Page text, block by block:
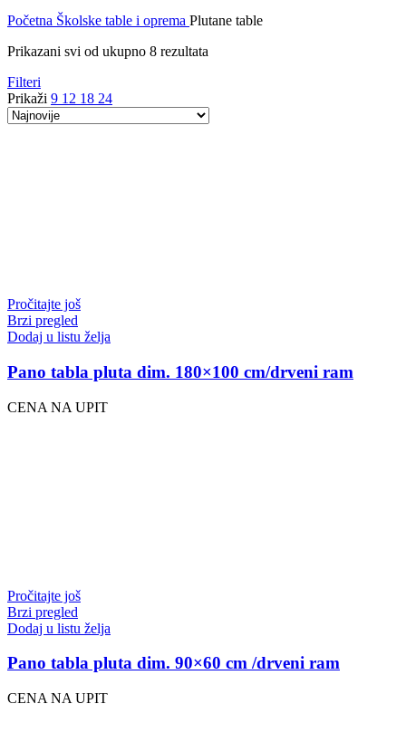
Početna Školske table i oprema Plutane table
Prikazani svi od ukupno 8 rezultata
Filteri
Prikaži 9 12 18 24
Pročitajte još
Brzi pregled
Dodaj u listu želja
Pano tabla pluta dim. 180×100 cm/drveni ram
CENA NA UPIT
Pročitajte još
Brzi pregled
Dodaj u listu želja
Pano tabla pluta dim. 90×60 cm /drveni ram
CENA NA UPIT